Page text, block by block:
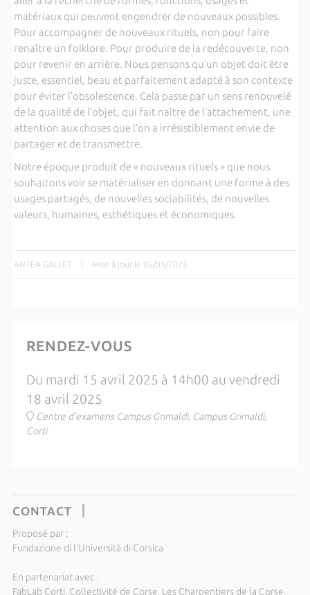
matériaux qui peuvent engendrer de nouveaux possibles.
Pour accompagner de nouveaux rituels, non pour faire
renaître un folklore. Pour produire de la redécouverte, non
pour revenir en arrière. Nous pensons qu’un objet doit être
juste, essentiel, beau et parfaitement adapté à son contexte
pour éviter l’obsolescence. Cela passe par un sens renouvelé
de la qualité de l’objet, qui fait naître de l’attachement, une
attention aux choses que l’on a irrésistiblement envie de
partager et de transmettre.
Notre époque produit de « nouveaux rituels » que nous
souhaitons voir se matérialiser en donnant une forme à des
usages partagés, de nouvelles sociabilités, de nouvelles
valeurs, humaines, esthétiques et économiques.
ANTEA GALLET | Mise à jour le 05/05/2025
RENDEZ-VOUS
Du mardi 15 avril 2025 à 14h00 au vendredi
18 avril 2025
Centre d'examens Campus Grimaldi, Campus Grimaldi,
Corti
CONTACT
Proposé par :
Fundazione di l'Università di Corsica
En partenariat avec :
FabLab Corti, Collectivité de Corse, Les Charpentiers de la Corse,